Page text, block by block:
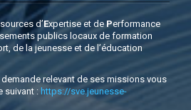
d’Expertise et de Performance
publics locaux de formation
de la jeunesse et de l’éducation
demande relevant de ses missions vous
suivant : https://sve.jeunesse-